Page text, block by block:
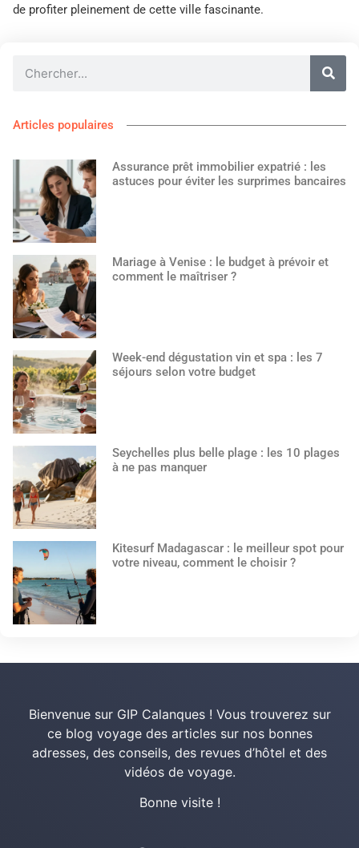
de profiter pleinement de cette ville fascinante.
Articles populaires
Assurance prêt immobilier expatrié : les
astuces pour éviter les surprimes bancaires
Mariage à Venise : le budget à prévoir et
comment le maîtriser ?
Week-end dégustation vin et spa : les 7
séjours selon votre budget
Seychelles plus belle plage : les 10 plages
à ne pas manquer
Kitesurf Madagascar : le meilleur spot pour
votre niveau, comment le choisir ?
Bienvenue sur GIP Calanques ! Vous trouverez sur
ce blog voyage des articles sur nos bonnes
adresses, des conseils, des revues d’hôtel et des
vidéos de voyage.
Bonne visite !